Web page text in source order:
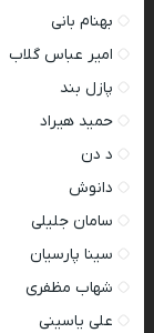
بهنام بانی
امیر عباس گلاب
پازل بند
حمید هیراد
د دن
دانوش
سامان جلیلی
سینا پارسیان
شهاب مظفری
علی یاسینی